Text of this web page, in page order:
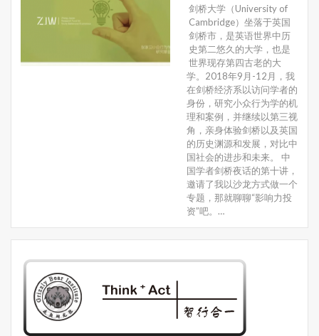
剑桥大学（University of
Cambridge）坐落于英国
剑桥市，是英语世界中历
史第二悠久的大学，也是
世界现存第四古老的大
学。2018年9月-12月，我
在剑桥经济系以访问学者的
身份，研究小众行为学的机
理和案例，并继续以第三视
角，亲身体验剑桥以及英国
的历史渊源和发展，对比中
国社会的进步和未来。 中
国学者剑桥夜话的第十讲，
邀请了我以沙龙方式做一个
专题，那就聊聊“影响力投
资”吧。…